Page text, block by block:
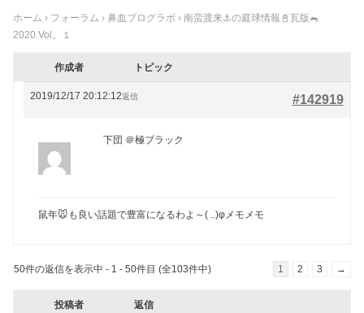
ホーム › フォーラム › 鼻血ブログラボ › 南蛮渡来⚓の庭球情報📓瓦版🐀
2020.Vol。１
作成者 トピック
2019/12/17 20:12:12 #142919
返信
下団 ＠極ブラック
鼠年🐭も良い話題で豊富になるわよ～( ..)φメモメモ
50件の返信を表示中 - 1 - 50件目 (全103件中) 1 2 3 →
投稿者 返信